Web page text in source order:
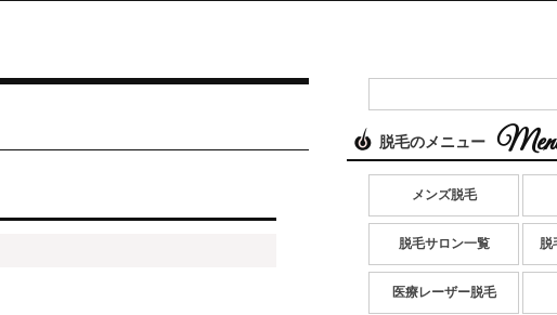
脱毛のメニュー
メンズ脱毛
脱毛サロン一覧 脱
医療レーザー脱毛